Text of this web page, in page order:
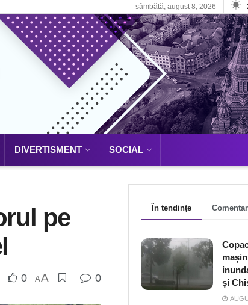
sâmbătă, august 8, 2026
DIVERTISMENT SOCIAL
pe
0 AA 0
În tendințe
și